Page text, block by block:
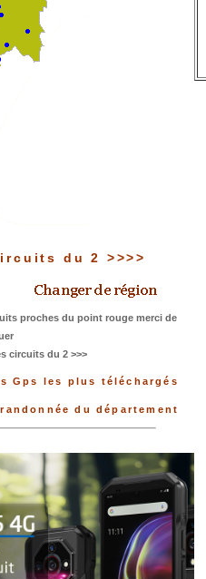
du 2 >>>>
proches du point rouge merci de
circuits du 2 >>>
Gps les plus téléchargés
du département